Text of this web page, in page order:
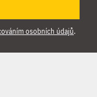
osobních údajů.